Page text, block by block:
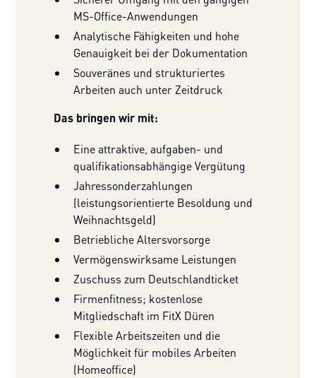
MS-Office-Anwendungen
Analytische Fähigkeiten und hohe
Genauigkeit bei der Dokumentation
Souveränes und strukturiertes
Arbeiten auch unter Zeitdruck
Das bringen wir mit:
Eine attraktive, aufgaben- und
qualifikationsabhängige Vergütung
Jahressonderzahlungen
(leistungsorientierte Besoldung und
Weihnachtsgeld)
Betriebliche Altersvorsorge
Vermögenswirksame Leistungen
Zuschuss zum Deutschlandticket
Firmenfitness; kostenlose
Mitgliedschaft im FitX Düren
Flexible Arbeitszeiten und die
Möglichkeit für mobiles Arbeiten
(Homeoffice)